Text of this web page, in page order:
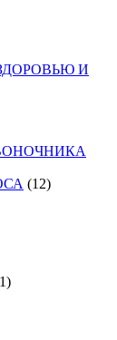
И
(12)